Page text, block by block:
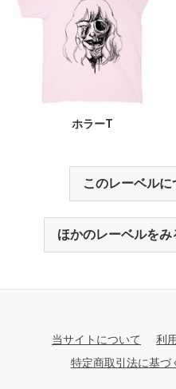
ホラーT
このレーベル
ほかのレーベルをみ
当サイトについて 利
特定商取引法に基づ